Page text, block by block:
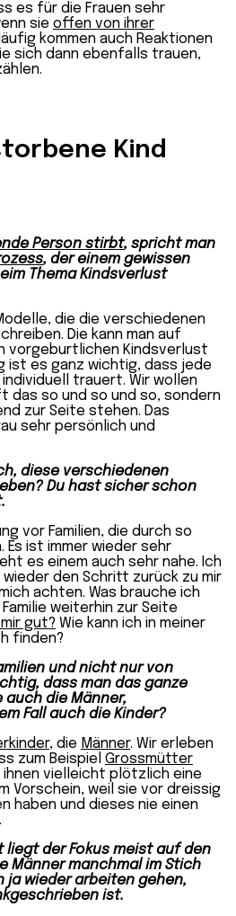
es für die Frauen sehr
sie offen von ihrer
kommen auch Reaktionen
sich dann ebenfalls trauen,
Kind
Person stirbt, spricht man
, der einem gewissen
Thema Kindsverlust
die die verschiedenen
Die kann man auf
vorgeburtlichen Kindsverlust
ist es ganz wichtig, dass jede
individuell trauert. Wir wollen
so und so und so, sondern
zur Seite stehen. Das
sehr persönlich und
diese verschiedenen
Du hast sicher schon
vor Familien, die durch so
ist immer wieder sehr
es einem auch sehr nahe. Ich
wieder den Schritt zurück zu mir
achten. Was brauche ich
weiterhin zur Seite
gut? Wie kann ich in meiner
finden?
und nicht nur von
dass man das ganze
auch die Männer,
Fall auch die Kinder?
, die Männer. Wir erleben
zum Beispiel Grossmütter
ihnen vielleicht plötzlich eine
Vorschein, weil sie vor dreissig
haben und dieses nie einen
liegt der Fokus meist auf den
Männer manchmal im Stich
ja wieder arbeiten gehen,
ist.